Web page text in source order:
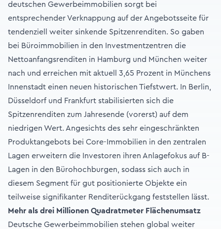
deutschen Gewerbeimmobilien sorgt bei
entsprechender Verknappung auf der Angebotsseite für
tendenziell weiter sinkende Spitzenrenditen. So gaben
bei Büroimmobilien in den Investmentzentren die
Nettoanfangsrenditen in Hamburg und München weiter
nach und erreichen mit aktuell 3,65 Prozent in Münchens
Innenstadt einen neuen historischen Tiefstwert. In Berlin,
Düsseldorf und Frankfurt stabilisierten sich die
Spitzenrenditen zum Jahresende (vorerst) auf dem
niedrigen Wert. Angesichts des sehr eingeschränkten
Produktangebots bei Core-Immobilien in den zentralen
Lagen erweitern die Investoren ihren Anlagefokus auf B-
Lagen in den Bürohochburgen, sodass sich auch in
diesem Segment für gut positionierte Objekte ein
teilweise signifikanter Renditerückgang feststellen lässt.
Mehr als drei Millionen Quadratmeter Flächenumsatz
Deutsche Gewerbeimmobilien stehen global weiter